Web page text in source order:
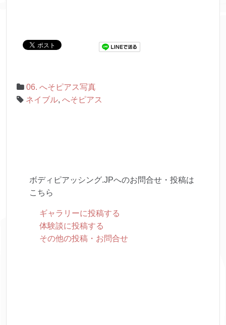
06. へそピアス写真
ネイブル, へそピアス
ボディピアッシング.JPへのお問合せ・投稿は
こちら
ギャラリーに投稿する
体験談に投稿する
その他の投稿・お問合せ